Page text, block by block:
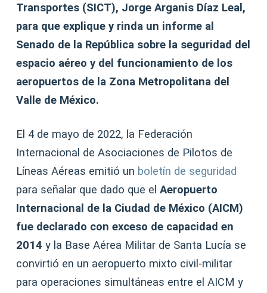
Transportes (SICT), Jorge Arganis Díaz Leal,
para que explique y rinda un informe al
Senado de la República sobre la seguridad del
espacio aéreo y del funcionamiento de los
aeropuertos de la Zona Metropolitana del
Valle de México.
El 4 de mayo de 2022, la Federación
Internacional de Asociaciones de Pilotos de
Líneas Aéreas emitió un boletín de seguridad
para señalar que dado que elAeropuerto
Internacional de la Ciudad de México (AICM)
fue declarado con exceso de capacidad en
2014y la Base Aérea Militar de Santa Lucía se
convirtió en un aeropuerto mixto civil-militar
para operaciones simultáneas entre el AICM y